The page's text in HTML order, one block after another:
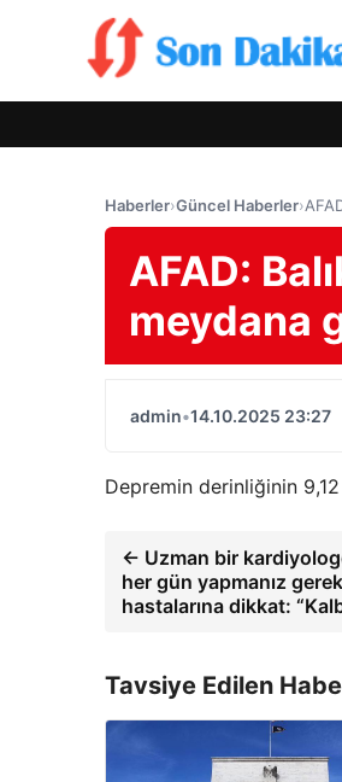
Haberler›Güncel Haberler›
AFAD:
meydana
admin•14.10.2025 23:27
Depremin derinliğinin
← Uzman bir
her gün yapmanız
hastalarına dikkat:
Tavsiye Edilen